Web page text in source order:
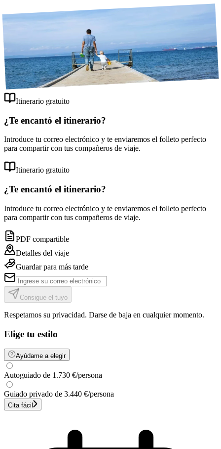
Alojamiento
Disfruta del desayuno en tu alojamiento antes de partir de Portorož.
Vacaciones familiares en Eslovenia junto al mar
Folleto gratuito
Itinerario gratuito
¿Te encantó el itinerario?
Introduce tu correo electrónico y te enviaremos el folleto perfecto
para compartir con tus compañeros de viaje.
Itinerario gratuito
¿Te encantó el itinerario?
Introduce tu correo electrónico y te enviaremos el folleto perfecto
para compartir con tus compañeros de viaje.
PDF compartible
Detalles del viaje
Guardar para más tarde
Consigue el tuyo
Respetamos su privacidad. Darse de baja en cualquier momento.
Elige tu estilo
Ayúdame a elegir
Autoguiado de 1.730 €/persona
Guiado privado de 3.440 €/persona
Cita fácil